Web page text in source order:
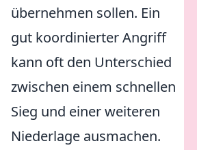
übernehmen sollen. Ein
gut koordinierter Angriff
kann oft den Unterschied
zwischen einem schnellen
Sieg und einer weiteren
Niederlage ausmachen.